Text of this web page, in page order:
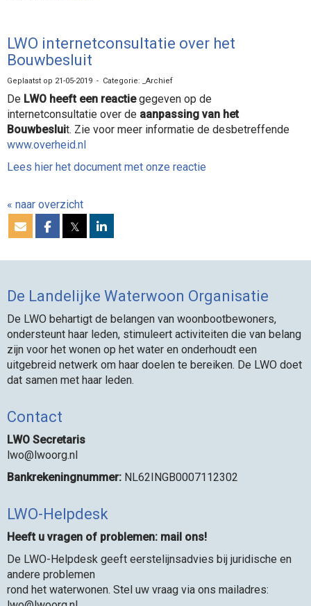
LWO internetconsultatie over het
Bouwbesluit
Geplaatst op 21-05-2019 - Categorie: _Archief
De LWO heeft een reactiegegeven op de
internetconsultatie over de aanpassing van het
Bouwbesluit. Zie voor meer informatie de desbetreffende
www.overheid.nl
Lees hier het document met onze reactie
« naar overzicht
𝕏
De Landelijke Waterwoon Organisatie
De LWO behartigt de belangen van woonbootbewoners,
ondersteunt haar leden, stimuleert activiteiten die van belang
zijn voor het wonen op het water en onderhoudt een
uitgebreid netwerk om haar doelen te bereiken. De LWO doet
dat samen met haar leden.
Contact
LWO Secretaris
owl@lwoorg.nl
Bankrekeningnummer: NL62INGB0007112302
LWO-Helpdesk
Heeft u vragen of problemen: mail ons!
De LWO-Helpdesk geeft eerstelijnsadvies bij juridische en
andere problemen
rond het waterwonen. Stel uw vraag via ons mailadres: